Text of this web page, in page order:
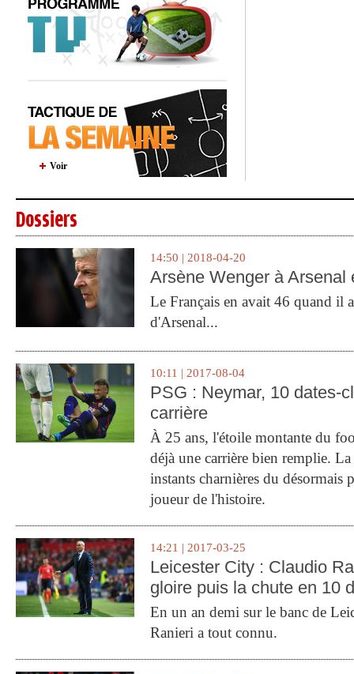
Voir
Dossiers
14:50 | 2018-04-20
Arsène Wenger à Arsenal
Le Français en avait 46 quand il
d'Arsenal...
10:11 | 2017-08-04
PSG : Neymar, 10 dates-
carrière
À 25 ans, l'étoile montante du
déjà une carrière bien remplie.
instants charnières du désormais
joueur de l'histoire.
14:21 | 2017-03-25
Leicester City : Claudio
gloire puis la chute en 10
En un an demi sur le banc de
Ranieri a tout connu.